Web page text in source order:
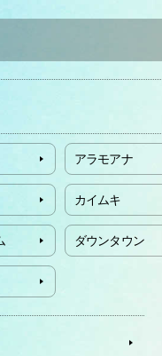
アラモアナ
カイムキ
ダウンタウン